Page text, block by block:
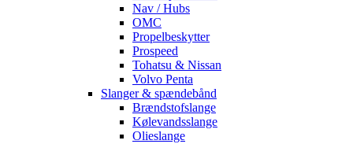
Nav / Hubs
OMC
Propelbeskytter
Prospeed
Tohatsu & Nissan
Volvo Penta
Slanger & spændebånd
Brændstofslange
Kølevandsslange
Olieslange